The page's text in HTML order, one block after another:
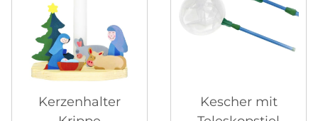
Kerzenhalter
Kescher mit